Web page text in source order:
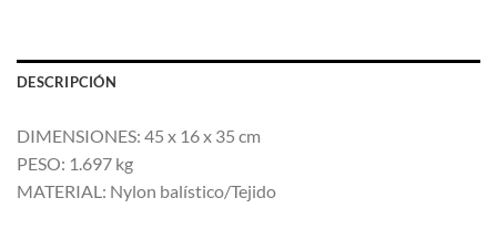
DESCRIPCIÓN
DIMENSIONES: 45 x 16 x 35 cm
PESO: 1.697 kg
MATERIAL: Nylon balístico/Tejido